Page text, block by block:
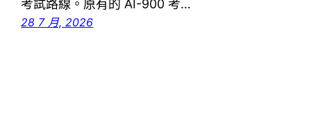
考試路線。原有的 AI-900 考…
28 7 月, 2026